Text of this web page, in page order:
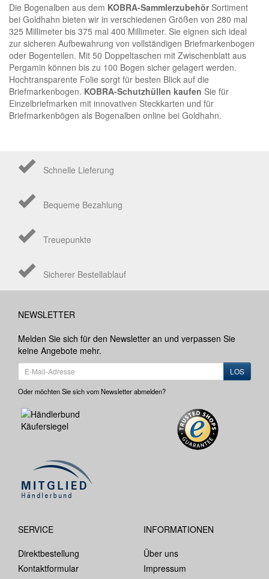
Die Bogenalben aus dem KOBRA-SammlerzubehörSortiment
bei Goldhahn bieten wir in verschiedenen Größen von 280 mal
325 Millimeter bis 375 mal 400 Millimeter. Sie eignen sich ideal
zur sicheren Aufbewahrung von vollständigen Briefmarkenbogen
oder Bogenteilen. Mit 50 Doppeltaschen mit Zwischenblatt aus
Pergamin können bis zu 100 Bogen sicher gelagert werden.
Hochtransparente Folie sorgt für besten Blick auf die
Briefmarkenbogen. KOBRA-Schutzhüllen kaufen Sie für
Einzelbriefmarken mit innovativen Steckkarten und für
Briefmarkenbögen als Bogenalben online bei Goldhahn.
Schnelle Lieferung
Bequeme Bezahlung
Treuepunkte
Sicherer Bestellablauf
NEWSLETTER
Melden Sie sich für den Newsletter an und verpassen Sie
keine Angebote mehr.
LOS
Oder möchten Sie sich vom Newsletter abmelden?
SERVICE
Direktbestellung
Kontaktformular
INFORMATIONEN
Über uns
Impressum